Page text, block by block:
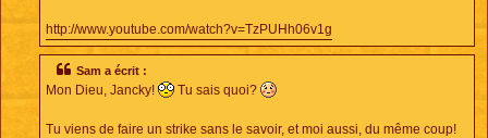
http://www.youtube.com/watch?v=TzPUHh06v1g
Sam a écrit :
Mon Dieu, Jancky! Tu sais quoi?
Tu viens de faire un strike sans le savoir, et moi aussi, du même coup!